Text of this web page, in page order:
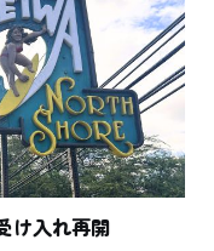
け入れ再開